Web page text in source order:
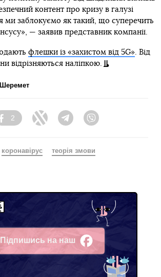
контент про кризу в галузі
ми заблокуємо як такий, що суперечить
— заявив представник компанії.
флешки із «захистом від 5G». Від
відрізняються наліпкою.
Шеремет
Facebook
2
Twitter TelegramViber
коронавірус теорія змови
Підпишись на наш
Facebook